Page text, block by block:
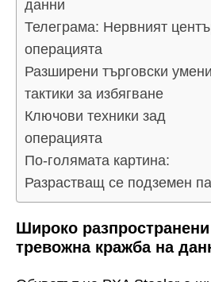
данни
Телеграма: Нервният
операцията
Разширени търговски
тактики за избягване
Ключови техники зад
операцията
По-голямата картина:
Разрастващ се подземен
Широко
тревожна кражба на